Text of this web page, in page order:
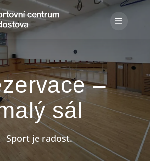
–
sál
Sport je radost.